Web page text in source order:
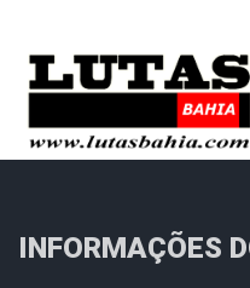
INFORMAÇÕES